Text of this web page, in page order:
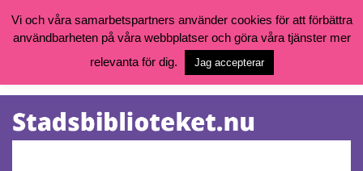
Vill du söka böcker, logga in på ditt bibliotekskonto eller nå övriga
goteborg.se/bibliotek
Öppettider, katalog och kontakt
Tjänster
Vi och våra samarbetspartners använder cookies för att förbättra
användbarheten på våra webbplatser och göra våra tjänster mer
relevanta för dig.
Jag accepterar